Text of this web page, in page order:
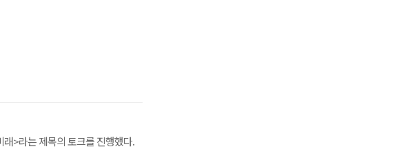
>라는 제목의 토크를 진행했다.